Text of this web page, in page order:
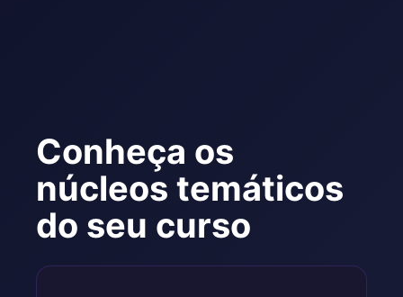
Conheça os
núcleos temáticos
do seu curso